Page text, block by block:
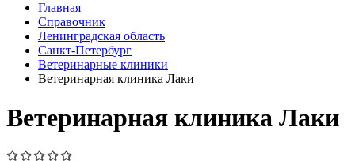
Главная
Справочник
Ленинградская область
Санкт-Петербург
Ветеринарные клиники
Ветеринарная клиника Лаки
Ветеринарная клиника Лаки